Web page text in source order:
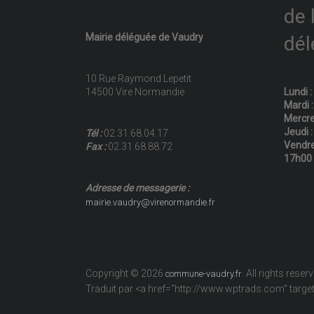
Mairie déléguée de Vaudry
10 Rue Raymond Lepetit
14500 Vire Normandie
Tél :02.31.68.04.17
Fax :02.31.68.88.72
Adresse de messagerie :
mairie.vaudry@virenormandie.fr
de
Lundi
Mardi
Jeudi
17h00
Copyright © 2026 commune-vaudry.fr . All rights
Traduit par <a href="http://www.wptrads.com"